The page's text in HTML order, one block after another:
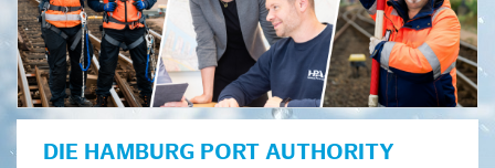
DIE HAMBURG PORT AUTHORITY